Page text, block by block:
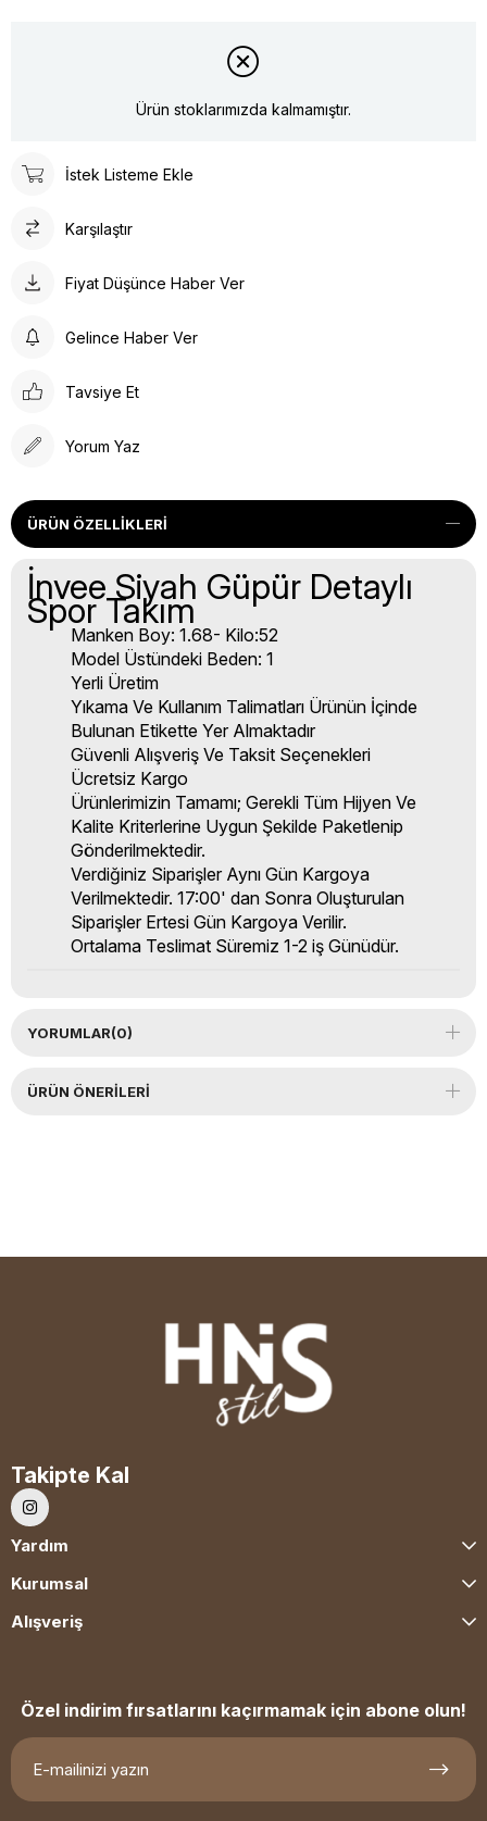
Ürün stoklarımızda kalmamıştır.
İstek Listeme Ekle
Karşılaştır
Fiyat Düşünce Haber Ver
Gelince Haber Ver
Tavsiye Et
Yorum Yaz
ÜRÜN ÖZELLIKLERI
İnvee Siyah Güpür Detaylı
Spor Takım
Manken Boy: 1.68- Kilo:52
Model Üstündeki Beden: 1
Yerli Üretim
Yıkama Ve Kullanım Talimatları Ürünün İçinde
Bulunan Etikette Yer Almaktadır
Güvenli Alışveriş Ve Taksit Seçenekleri
Ücretsiz Kargo
Ürünlerimizin Tamamı; Gerekli Tüm Hijyen Ve
Kalite Kriterlerine Uygun Şekilde Paketlenip
Gönderilmektedir.
Verdiğiniz Siparişler Aynı Gün Kargoya
Verilmektedir. 17:00' dan Sonra Oluşturulan
Siparişler Ertesi Gün Kargoya Verilir.
Ortalama Teslimat Süremiz 1-2 iş Günüdür.
YORUMLAR(0)
ÜRÜN ÖNERILERI
Takipte Kal
Yardım
Kurumsal
Alışveriş
Özel indirim fırsatlarını kaçırmamak için abone olun!